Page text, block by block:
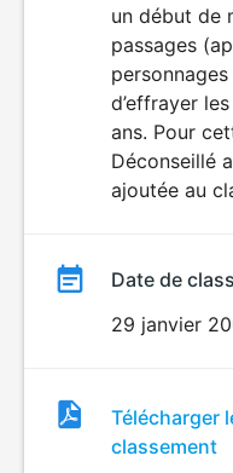
un début de
passages
d’effrayer
ans. Pour
Déconseillé
ajoutée au
Date de
29 janvier
Fichier
de
classement
Télécharger
classement